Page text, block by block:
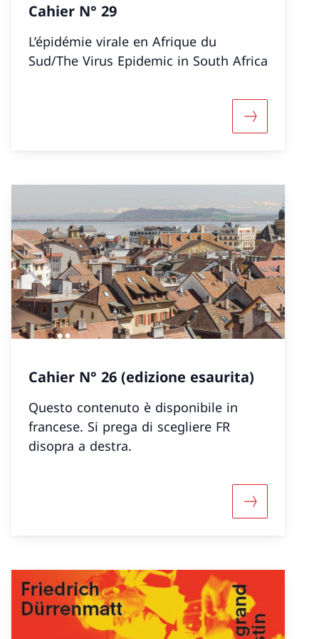
su «Cahier N° 30»
Cahier N° 29
L’épidémie virale en Afrique du
Sud/The Virus Epidemic in South Africa
Maggiori
su «Cahier N° 27»
Cahier N° 26 (edizione esaurita)
Questo contenuto è disponibile in
francese. Si prega di scegliere FR
disopra a destra.
Maggiori